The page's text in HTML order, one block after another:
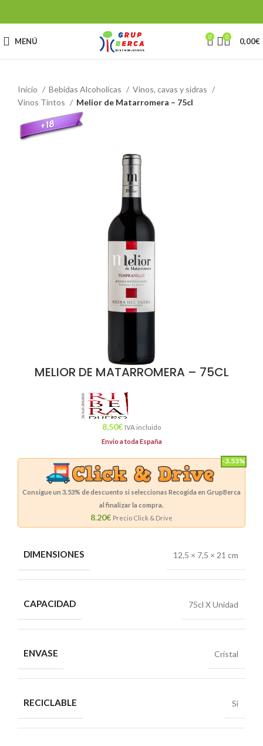
MENÚ 0 0 0,00€
Inicio Bebidas Alcoholicas
Vinos, cavas y sidras
Vinos Tintos
Melior de Matarromera – 75cl
MELIOR DE MATARROMERA – 75CL
8,50€ IVA incluido
Envio a toda España
-3.53%
Consigue un 3.53% de descuento si seleccionas Recogida en GrupBerca
al finalizar la compra.
8.20€ Precio Click & Drive
DIMENSIONES 12,5 × 7,5 × 21 cm
CAPACIDAD 75cl X Unidad
ENVASE Cristal
RECICLABLE Sí